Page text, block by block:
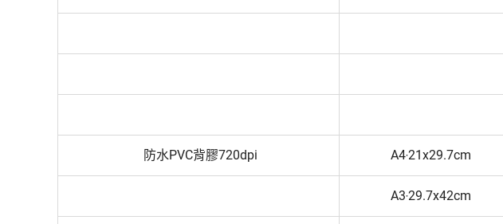
防水PVC背膠720dpi A4‧21x29.7cm
A3‧29.7x42cm